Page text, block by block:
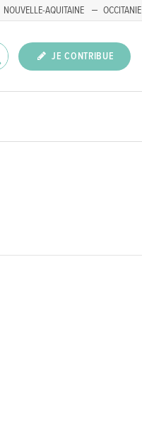
NOUVELLE-AQUITAINE OCCITANIE
JE CONTRIBUE